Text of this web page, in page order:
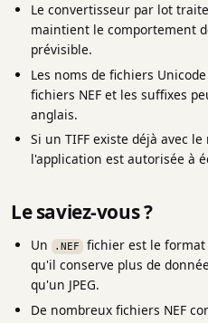
Le convertisseur par lot
maintient le comportement
prévisible.
Les noms de fichiers
fichiers NEF et les suffixes
anglais.
Si un TIFF existe déjà avec
l'application est autorisée à
Le saviez-vous ?
Un .NEF
fichier est le format
qu'il conserve plus de
qu'un JPEG.
De nombreux fichiers NEF